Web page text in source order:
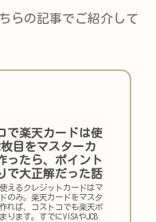
らの記事でご紹介して
で楽天カードは使
目をマスターカ
ったら、ポイント
で大正解だった話
えるクレジットカードはマ
のみ。楽天カードをマスタ
れば、コストコでも楽天ポ
ります。すでにVISAやJCB